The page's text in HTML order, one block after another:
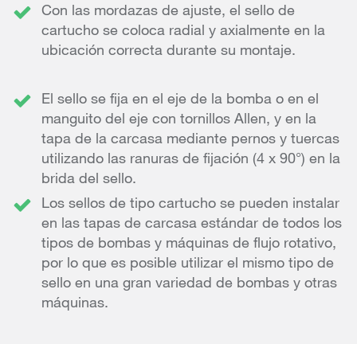
Con las mordazas de ajuste, el sello de
cartucho se coloca radial y axialmente en la
ubicación correcta durante su montaje.
El sello se fija en el eje de la bomba o en el
manguito del eje con tornillos Allen, y en la
tapa de la carcasa mediante pernos y tuercas
utilizando las ranuras de fijación (4 x 90°) en la
brida del sello.
Los sellos de tipo cartucho se pueden instalar
en las tapas de carcasa estándar de todos los
tipos de bombas y máquinas de flujo rotativo,
por lo que es posible utilizar el mismo tipo de
sello en una gran variedad de bombas y otras
máquinas.